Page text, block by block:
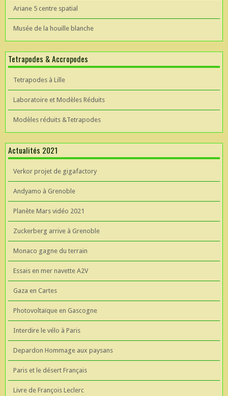
Ariane 5 centre spatial
Musée de la houille blanche
Tetrapodes & Accropodes
Tetrapodes à Lille
Laboratoire et Modèles Réduits
Modèles réduits &Tetrapodes
Actualités 2021
Verkor projet de gigafactory
Andyamo à Grenoble
Planète Mars vidéo 2021
Zuckerberg arrive à Grenoble
Monaco gagne du terrain
Essais en mer navette A2V
Gaza en Cartes
Photovoltaïque en Gascogne
Interdire le vélo à Paris
Depardon Hommage aux paysans
Paris et le désert Français
Livre de François Leclerc